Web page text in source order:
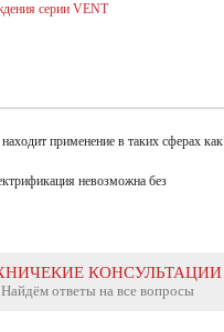
серии VENT
применение в таких сферах как
невозможна без
КОНСУЛЬТАЦИИ
Найдём ответы на все вопросы